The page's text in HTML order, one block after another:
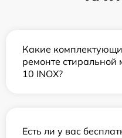
Какие
ремонте
10 INOX?
Есть ли у вас